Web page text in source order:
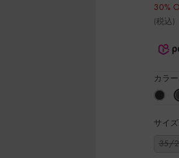
30%
(税込)
カラー:
サイズ:
35/